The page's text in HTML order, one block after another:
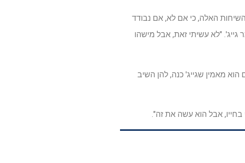
האלה, כי אם לא, אם נבודד
"לא עשיתי זאת, אבל מישהו
מאמין שגייג' כנה, להן השיב
בחייו, אבל הוא עשה את זה".